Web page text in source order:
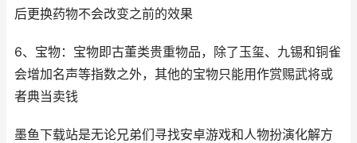
后更换药物不会改变之前的效果
6、宝物：宝物即古董类贵重物品，除了玉玺、九锡和铜雀
会增加名声等指数之外，其他的宝物只能用作赏赐武将或
者典当卖钱
墨鱼下载站是无论兄弟们寻找安卓游戏和人物扮演化解方